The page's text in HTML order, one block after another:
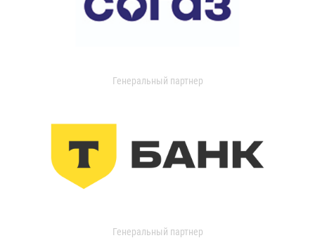
Генеральный партнер
Генеральный партнер